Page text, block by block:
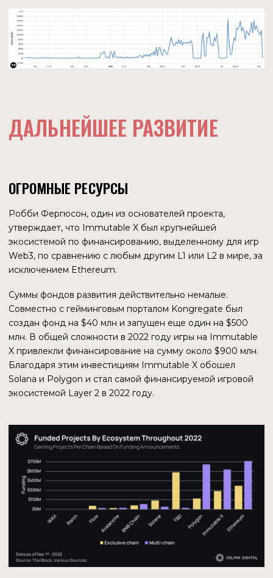
игровых консолей, видеоигр и игровых аксессуаров. С
2022 года ее маркетплейс NFT поддерживает сеть
Immutable.
БОЛЬШАЯ АУДИТОРИЯ
Согласно отчету Dappradar, доля пользователей, которые
играют в блокчейн-игры, значительно превышает
количество других участников web3. В первом квартале
2023 года половина от всех активных кошельков
принадлежала игрокам.
ПОТЕНЦИАЛ РЫНКА
ИГР В WEB3
ПЕРСПЕКТИВЫ РОСТА